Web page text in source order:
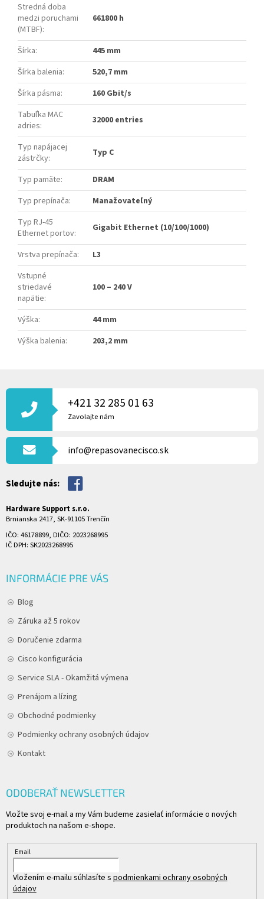
Stredná doba
medzi poruchami
(MTBF):
661800 h
Šírka:
445 mm
Šírka balenia:
520,7 mm
Šírka pásma:
160 Gbit/s
Tabuľka MAC
adries: 32000 entries
Typ napájacej
zástrčky: Typ C
Typ pamäte:
DRAM
Typ prepínača:
Manažovateľný
Typ RJ-45
Ethernet portov: Gigabit Ethernet (10/100/1000)
Vrstva prepínača:
L3
Vstupné
striedavé
napätie:
100 – 240 V
Výška:
44 mm
Výška balenia: 203,2 mm
Á
T
+421 32 285 01 63
Zavolajte nám
info@repasovanecisco.sk
Sledujte nás:
Hardware Support s.r.o.
Brnianska 2417, SK-91105 Trenčín
IČO: 46178899, DIČO: 2023268995
IČ DPH: SK2023268995
INFORMÁCIE PRE VÁS
Blog
Záruka až 5 rokov
Doručenie zdarma
Cisco konfigurácia
Service SLA - Okamžitá výmena
Prenájom a lízing
Obchodné podmienky
Podmienky ochrany osobných údajov
Kontakt
ODOBERAŤ NEWSLETTER
Vložte svoj e-mail a my Vám budeme zasielať informácie o nových
produktoch na našom e-shope.
Email
Vložením e-mailu súhlasíte s podmienkami ochrany osobných
údajov